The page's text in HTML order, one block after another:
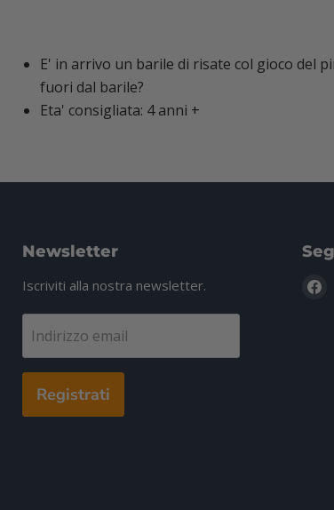
E' in arrivo un barile di risate col gioco del
fuori dal barile?
Eta' consigliata: 4 anni +
Newsletter
Iscriviti alla nostra newsletter.
Indirizzo email
Registrati